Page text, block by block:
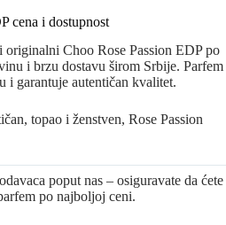
cena i dostupnost
originalni Choo Rose Passion EDP po
i brzu dostavu širom Srbije. Parfem
i garantuje autentičan kvalitet.
topao i ženstven, Rose Passion
poput nas – osiguravate da ćete
po najboljoj ceni.